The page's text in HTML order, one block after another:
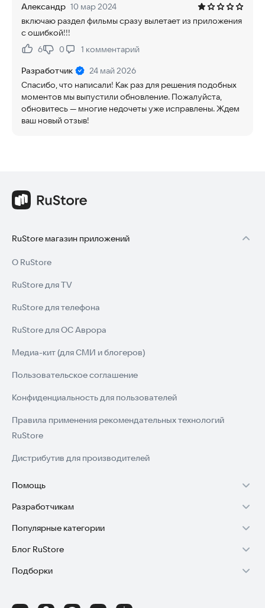
Александр 10 мар 2024
включаю раздел фильмы сразу вылетает из приложения
с ошибкой!!!
Нравится:
6Не нравится:
0 1 комментарий
Разработчик
24 май 2026
Спасибо, что написали! Как раз для решения подобных
моментов мы выпустили обновление. Пожалуйста,
обновитесь — многие недочеты уже исправлены. Ждем
ваш новый отзыв!
RuStore магазин приложений
О RuStore
RuStore для TV
RuStore для телефона
RuStore для ОС Аврора
Медиа-кит (для СМИ и блогеров)
Пользовательское соглашение
Конфиденциальность для пользователей
Правила применения рекомендательных технологий
RuStore
Дистрибутив для производителей
Помощь
Установка RuStore на TV
Установка RuStore на телефон
Установка RuStore в машину
Помощь пользователям RuStore
Разработчикам
Зарабатывать с RuStore
Стать разработчиком
Доступ к RuStore Консоль
Популярные категории
Игры для Android
Приложения банков
Блог RuStore
Обзоры игр для Android 2025
Подборки